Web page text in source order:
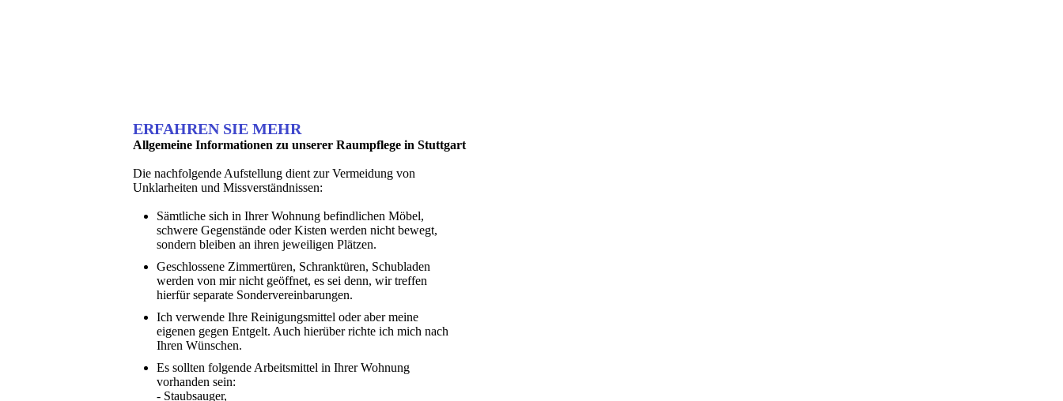
ERFAHREN SIE MEHR
Allgemeine Informationen zu unserer Raumpflege in Stuttgart
Die nachfolgende Aufstellung dient zur Vermeidung von
Unklarheiten und Missverständnissen:
Sämtliche sich in Ihrer Wohnung befindlichen Möbel,
schwere Gegenstände oder Kisten werden nicht bewegt,
sondern bleiben an ihren jeweiligen Plätzen.
Geschlossene Zimmertüren, Schranktüren, Schubladen
werden von mir nicht geöffnet, es sei denn, wir treffen
hierfür separate Sondervereinbarungen.
Ich verwende Ihre Reinigungsmittel oder aber meine
eigenen gegen Entgelt. Auch hierüber richte ich mich nach
Ihren Wünschen.
Es sollten folgende Arbeitsmittel in Ihrer Wohnung
vorhanden sein:
- Staubsauger,